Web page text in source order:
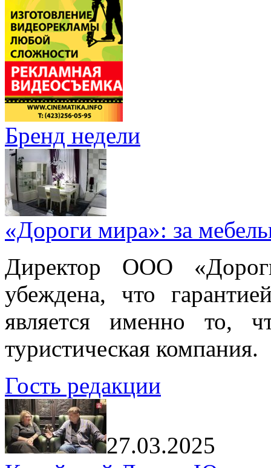
Бренд недели
«Дороги мира»: за
Директор ООО
убеждена, что
является именно то,
туристическая компания.
Гость редакции
27.03.2025